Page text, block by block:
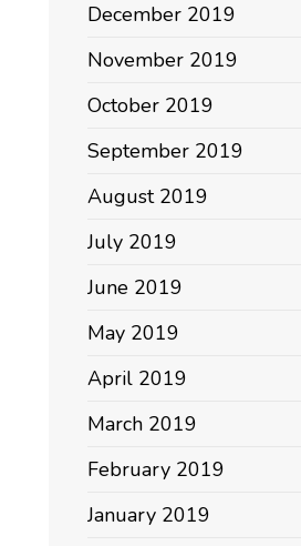
December 2019
November 2019
October 2019
September 2019
August 2019
July 2019
June 2019
May 2019
April 2019
March 2019
February 2019
January 2019